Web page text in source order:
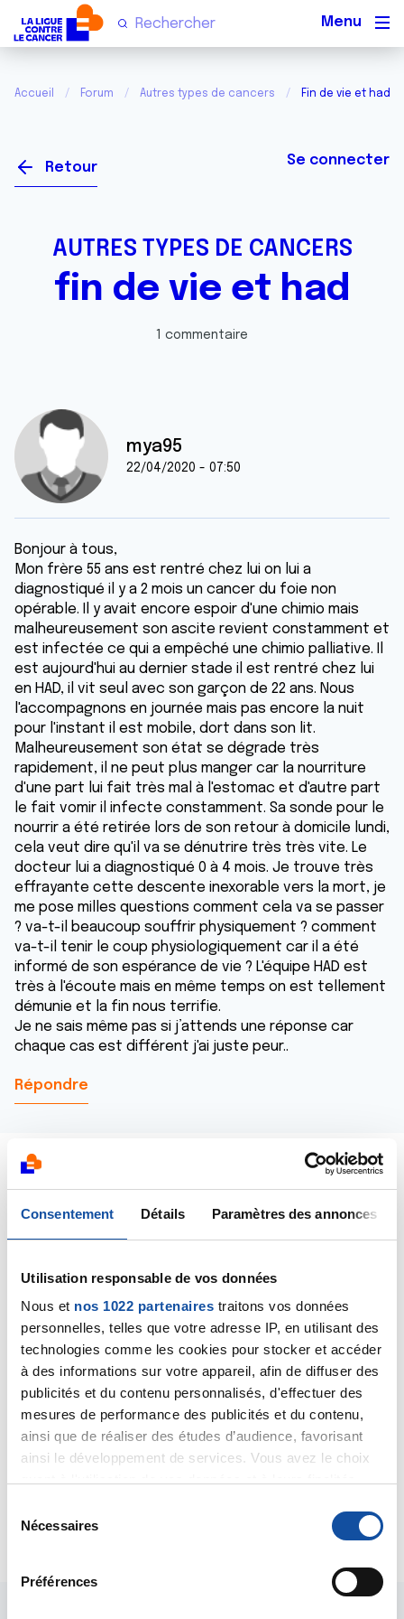
Consentement Détails Paramètres des annonces
Utilisation responsable de vos données
Nous et nos 1022 partenaires traitons vos données
personnelles, telles que votre adresse IP, en utilisant des
technologies comme les cookies pour stocker et accéder
à des informations sur votre appareil, afin de diffuser des
publicités et du contenu personnalisés, d'effectuer des
mesures de performance des publicités et du contenu,
ainsi que de réaliser des études d’audience, favorisant
ainsi le développement de services. Vous avez le choix
tout moment en consultant la Déclaration relative aux
cookies ou en cliquant sur l'icône de confidentialité.
Si vous le permettez, nous aimerions également :
Nécessaires
Préférences
Accueil Forum Autres types de cancers Fin de vie et had
Retour Se connecter
AUTRES TYPES DE CANCERS
fin de vie et had
1 commentaire
mya95
22/04/2020 - 07:50
Bonjour à tous,
Mon frère 55 ans est rentré chez lui on lui a
diagnostiqué il y a 2 mois un cancer du foie non
opérable. Il y avait encore espoir d'une chimio mais
malheureusement son ascite revient constamment et
est infectée ce qui a empêché une chimio palliative. Il
est aujourd'hui au dernier stade il est rentré chez lui
en HAD, il vit seul avec son garçon de 22 ans. Nous
l'accompagnons en journée mais pas encore la nuit
pour l'instant il est mobile, dort dans son lit.
Malheureusement son état se dégrade très
rapidement, il ne peut plus manger car la nourriture
d'une part lui fait très mal à l'estomac et d'autre part
le fait vomir il infecte constamment. Sa sonde pour le
nourrir a été retirée lors de son retour à domicile lundi,
cela veut dire qu'il va se dénutrire très très vite. Le
docteur lui a diagnostiqué 0 à 4 mois. Je trouve très
effrayante cette descente inexorable vers la mort, je
me pose milles questions comment cela va se passer
? va-t-il beaucoup souffrir physiquement ? comment
va-t-il tenir le coup physiologiquement car il a été
informé de son espérance de vie ? L'équipe HAD est
très à l'écoute mais en même temps on est tellement
démunie et la fin nous terrifie.
Je ne sais même pas si j’attends une réponse car
chaque cas est différent j'ai juste peur..
Répondre
bonjour,
voici un post auquel nous avons répondu l'autre
jour,qui semble peut être avoir une similitude avec le
votre,peut être y trouverez vous une réponse a vos
questions.
bon courage a vous.
https://www.ligue-cancer.net/forum/57151_aide-
temoignage#comment-27518
Citer